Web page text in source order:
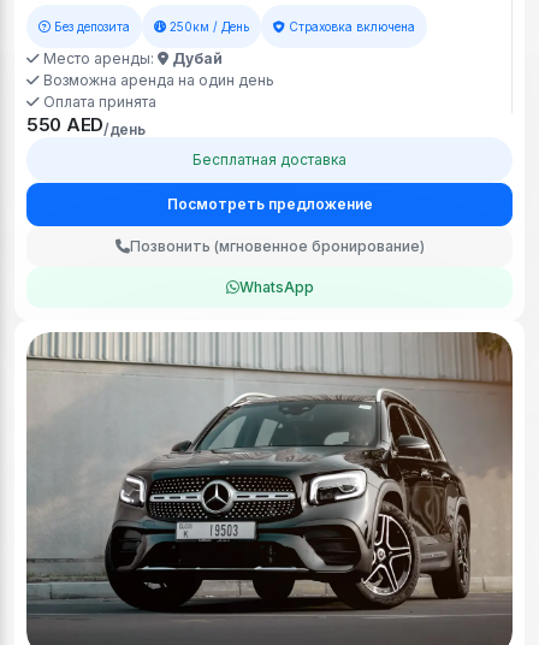
Без депозита 250км / День Страховка включена
Место аренды:
Дубай
Возможна аренда на один день
Оплата принята
550 AED/день
Бесплатная доставка
Посмотреть предложение
Позвонить (мгновенное бронирование)
WhatsApp